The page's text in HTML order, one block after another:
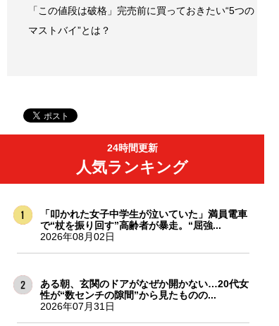
「この値段は破格」完売前に買っておきたい“5つの
マストバイ”とは？
24時間更新
人気ランキング
「叩かれた女子中学生が泣いていた」満員電車
で“杖を振り回す”高齢者が暴走。“屈強...
2026年08月02日
ある朝、玄関のドアがなぜか開かない…20代女
性が“数センチの隙間”から見たものの...
2026年07月31日